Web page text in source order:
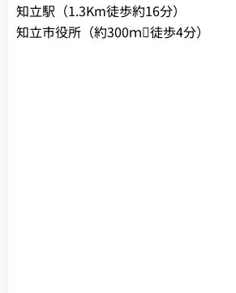
知立駅（1.3Km徒歩約16分）
知立市役所（約300ｍ徒歩4分）